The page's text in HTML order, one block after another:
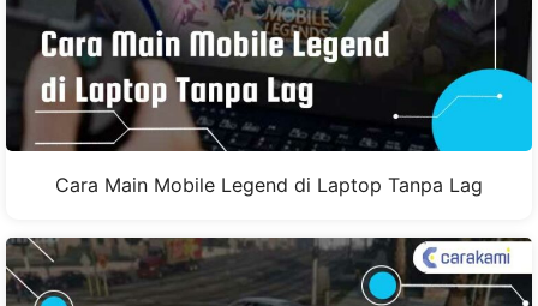
Cara Main Mobile Legend di Laptop Tanpa Lag